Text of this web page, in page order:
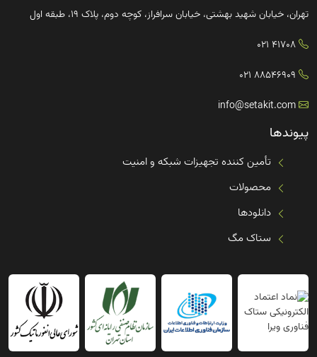
تهران، خیابان شهید بهشتی، خیابان سرافراز، کوچه دوم، پلاک ۱۹، طبقه اول
41708 021
88546909 021
info@setakit.com
پیوندها
تأمین کننده تجهیزات شبکه و امنیت
محصولات
دانلودها
ستاک مگ